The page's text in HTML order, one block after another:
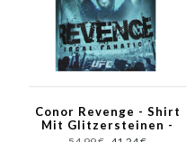
Conor Revenge - Shirt
Mit Glitzersteinen -
6348Z - Schwarz